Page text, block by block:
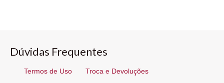
Dúvidas Frequentes
Termos de Uso Troca e Devoluções